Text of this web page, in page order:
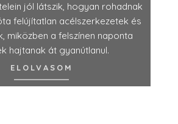
jól látszik, hogyan rohadnak
felújítatlan acélszerkezetek és
miközben a felszínen naponta
hajtanak át gyanútlanul.
ELOLVASOM